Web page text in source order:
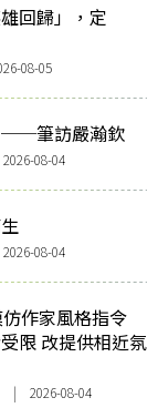
回歸」，定
08-05
──筆訪嚴瀚欽
08-04
08-04
作家風格指令
限 改提供相近氛
| 2026-08-04